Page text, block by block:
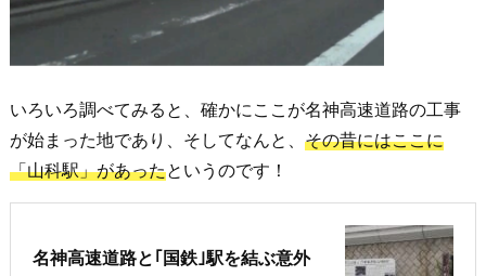
いろいろ調べてみると、確かにここが名神高速道路の工事
が始まった地であり、そしてなんと、 その昔にはここに
「山科駅」があったというのです！
名神高速道路と｢国鉄｣駅を結ぶ意外